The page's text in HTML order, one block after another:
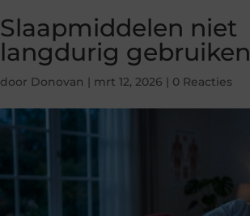
Slaapmiddelen niet
langdurig gebruiken
door Donovan | mrt 12, 2026 | 0 Reacties